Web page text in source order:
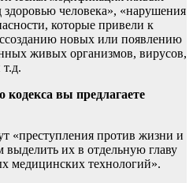
человека», «нарушения
которые привели к
новых или появлению
живых организмов, вирусов,
кодекса вы предлагаете
«преступления против жизни и
выделить их в отдельную главу
медицинских технологий».